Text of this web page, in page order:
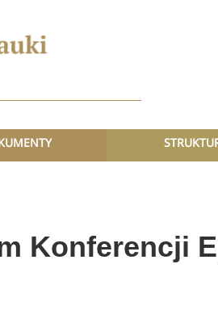
Konferencji